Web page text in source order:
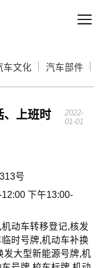
车文化 汽车部件
、上班时
2022-
01-01
号
下午13:00-
动车转移登记,核发
时号牌,机动车补换
发大型新能源号牌,机